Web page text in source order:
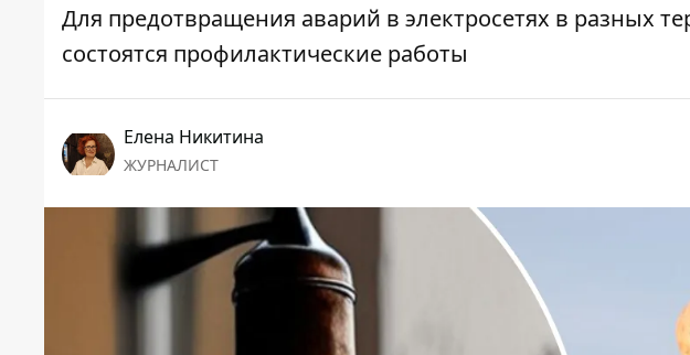
Для предотвращения аварий в электросетях в разных
состоятся профилактические работы
Елена Никитина
ЖУРНАЛИСТ